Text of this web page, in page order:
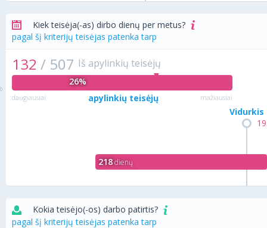
Kiek teisėja(-as) dirbo dienų per metus?
pagal šį kriterijų teisėjas patenka tarp
132 / 507 Iš apylinkių teisėjų
26%
daugiausiai apylinkių teisėjų mažiausiai
Vidurkis
218dienų
Kokia teisėjo(-os) darbo patirtis?
pagal šį kriterijų teisėjas patenka tarp